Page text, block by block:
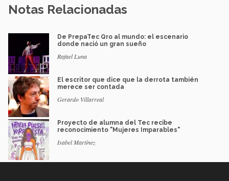
Notas Relacionadas
De PrepaTec Qro al mundo: el escenario
donde nació un gran sueño
Rafael Luna
El escritor que dice que la derrota también
merece ser contada
Gerardo Villarreal
Proyecto de alumna del Tec recibe
reconocimiento "Mujeres Imparables"
Isabel Martínez